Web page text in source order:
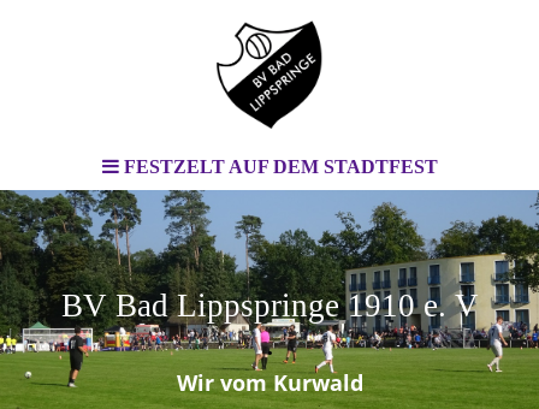
FESTZELT AUF DEM STADTFEST
BV Bad Lippspringe 1910 e. V
.
Wir vom Kurwald